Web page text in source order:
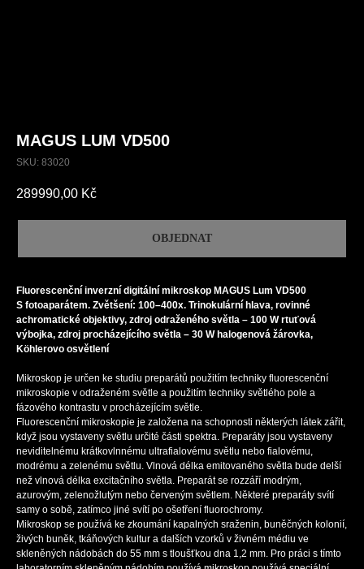
MAGUS LUM VD500
SKU: 83020
289990,00 Kč
OBJEDNAT
Fluorescenční inverzní digitální mikroskop MAGUS Lum VD500
S fotoaparátem. Zvětšení: 100–400x. Trinokulární hlava, rovinné
achromatické objektivy, zdroj odraženého světla – 100 W rtuťová
výbojka, zdroj procházejícího světla – 30 W halogenová žárovka,
Köhlerovo osvětlení
Mikroskop je určen ke studiu preparátů použitím techniky fluorescenční
mikroskopie v odraženém světle a použitím techniky světlého pole a
fázového kontrastu v procházejícím světle.
Fluorescenční mikroskopie je založena na schopnosti některých látek zářit,
když jsou vystaveny světlu určité části spektra. Preparáty jsou vystaveny
neviditelnému krátkovlnnému ultrafialovému světlu nebo fialovému,
modrému a zelenému světlu. Vlnová délka emitovaného světla bude delší
než vlnová délka excitačního světla. Preparát se rozzáří modrým,
azurovým, zelenožlutým nebo červeným světlem. Některé preparáty svítí
samy o sobě, zatímco jiné svítí po ošetření fluorochromy.
Mikroskop se používá ke zkoumání kapalných sraženin, buněčných kolonií,
živých buněk, tkáňových kultur a dalších vzorků v živném médiu ve
skleněných nádobách do 55 mm s tloušťkou dna 1,2 mm. Pro práci s tímto